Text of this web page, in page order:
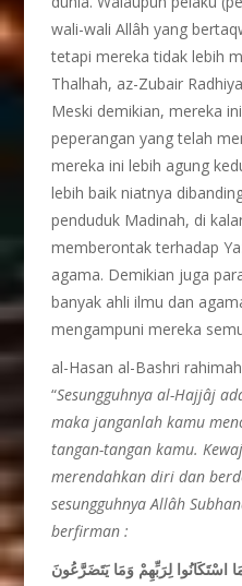
wali-wali Allâh yang
tetapi mereka tidak lebih
Thalhah, az-Zubair
Meski demikian, mereka
peperangan yang telah
mereka ini lebih agung
lebih baik niatnya
penduduk Madinah, di
memberontak terhadap
agama. Demikian juga
banyak ahli ilmu dan
mengampuni mereka
al-Hasan al-Bashri
“Sesungguhnya al-Hajjâj
maka janganlah kamu
tangan-tangan kamu.
merendahkan diri dan
sesungguhnya Allâh
berfirman :
اسْتَكَانُوا لِرَبِّهِمْ وَمَا يَتَضَرَّعُونَ